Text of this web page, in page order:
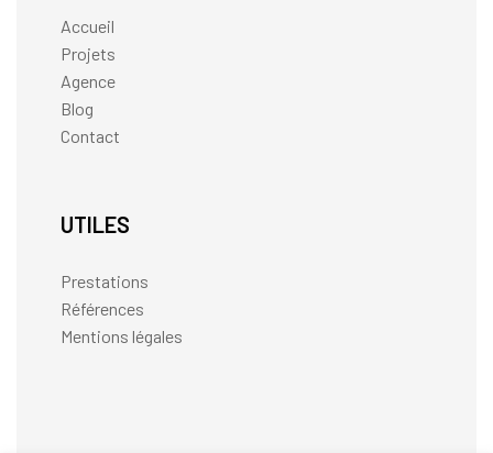
Accueil
Projets
Agence
Blog
Contact
UTILES
Prestations
Références
Mentions légales